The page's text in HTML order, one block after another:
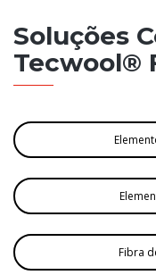
Soluções
Tecwool®
Fibra